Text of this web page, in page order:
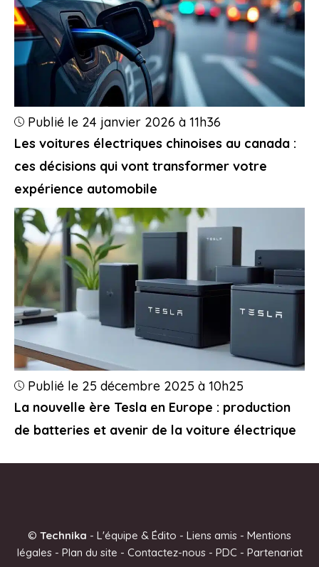
Les voitures électriques chinoises au canada :
ces décisions qui vont transformer votre
expérience automobile
Publié le 24 janvier 2026 à 11h36
La nouvelle ère Tesla en Europe : production
de batteries et avenir de la voiture électrique
Publié le 25 décembre 2025 à 10h25
© Technika - L'équipe & Édito - Liens amis - Mentions
légales- Plan du site - Contactez-nous- PDC - Partenariat